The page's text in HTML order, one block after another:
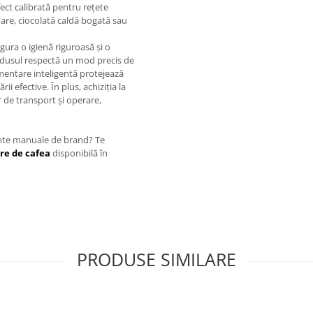
calibrată pentru rețete
ciocolată caldă bogată sau
o igienă riguroasă și o
respectă un mod precis de
inteligentă protejează
efective. În plus, achiziția la
de transport și operare,
manuale de brand? Te
de cafea disponibilă în
PRODUSE SIMILARE